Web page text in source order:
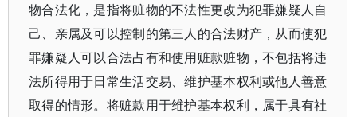
物合法化，是指将赃物的不法性更改为犯罪嫌疑人自
己、亲属及可以控制的第三人的合法财产，从而使犯
罪嫌疑人可以合法占有和使用赃款赃物，不包括将违
法所得用于日常生活交易、维护基本权利或他人善意
取得的情形。将赃款用于维护基本权利，属于具有社